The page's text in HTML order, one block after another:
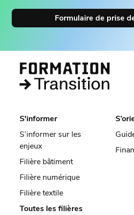
Formulaire de prise
S'informer
S’informer sur les
enjeux
Filière bâtiment
Filière numérique
Filière textile
Toutes les filières